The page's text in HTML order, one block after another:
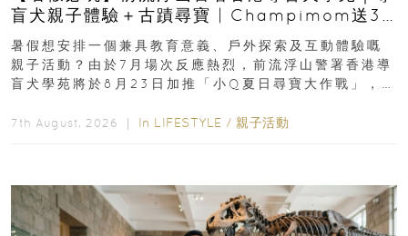
盲犬親子體驗＋古蹟尋寶 | Champimom送3
組免費名額
暑假想安排一個兼具教育意義、戶外探索及互動體驗嘅
親子活動？由於7月場次反應熱烈，前流浮山警署香港導
盲犬學苑將於8月23日加推「小Q夏日尋寶大作戰」，家
7th August, 2026 ｜ In LIFESTYLE / 親子活動